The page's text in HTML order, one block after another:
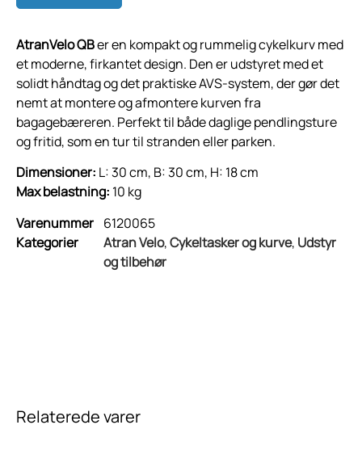
AtranVelo QBer en kompakt og rummelig cykelkurv med
et moderne, firkantet design. Den er udstyret med et
solidt håndtag og det praktiske AVS-system, der gør det
nemt at montere og afmontere kurven fra
bagagebæreren. Perfekt til både daglige pendlingsture
og fritid, som en tur til stranden eller parken.
Dimensioner: L: 30 cm, B: 30 cm, H: 18 cm
Max belastning: 10 kg
Varenummer 6120065
Kategorier
Atran Velo,Cykeltasker og kurve, Udstyr
og tilbehør
Relaterede varer